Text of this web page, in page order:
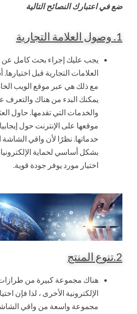
ضع في اعتبارك النصائح التالية
1. وصول العلامة التجارية
يجب عليك إجراء بحث كامل
العلامات التجارية قبل
مع ذلك هي عبر موقع الويب
يمكنك البدء من هناك والتعرف
والخدمات التي تقدمها. حاول
موقعها على الإنترنت حول
خدماتها. نظرًا لأن واقي
بشكل أساسي لحماية
اختيار مورد يوفر جودة قوية.
2.تنوع المنتج
هناك مجموعة كبيرة من طرازات
الإلكترونية الأخرى ، لذا فإن
مجموعة واسعة من واقي